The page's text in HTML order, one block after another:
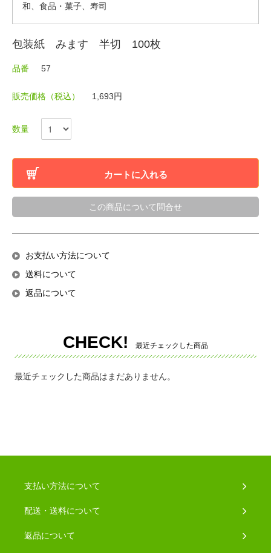
和、食品・菓子、寿司
包装紙 みます 半切 100枚
品番 57
販売価格（税込） 1,693円
数量
カートに入れる
この商品について問合せ
お支払い方法について
送料について
返品について
CHECK! 最近チェックした商品
最近チェックした商品はまだありません。
支払い方法について
配送・送料について
返品について